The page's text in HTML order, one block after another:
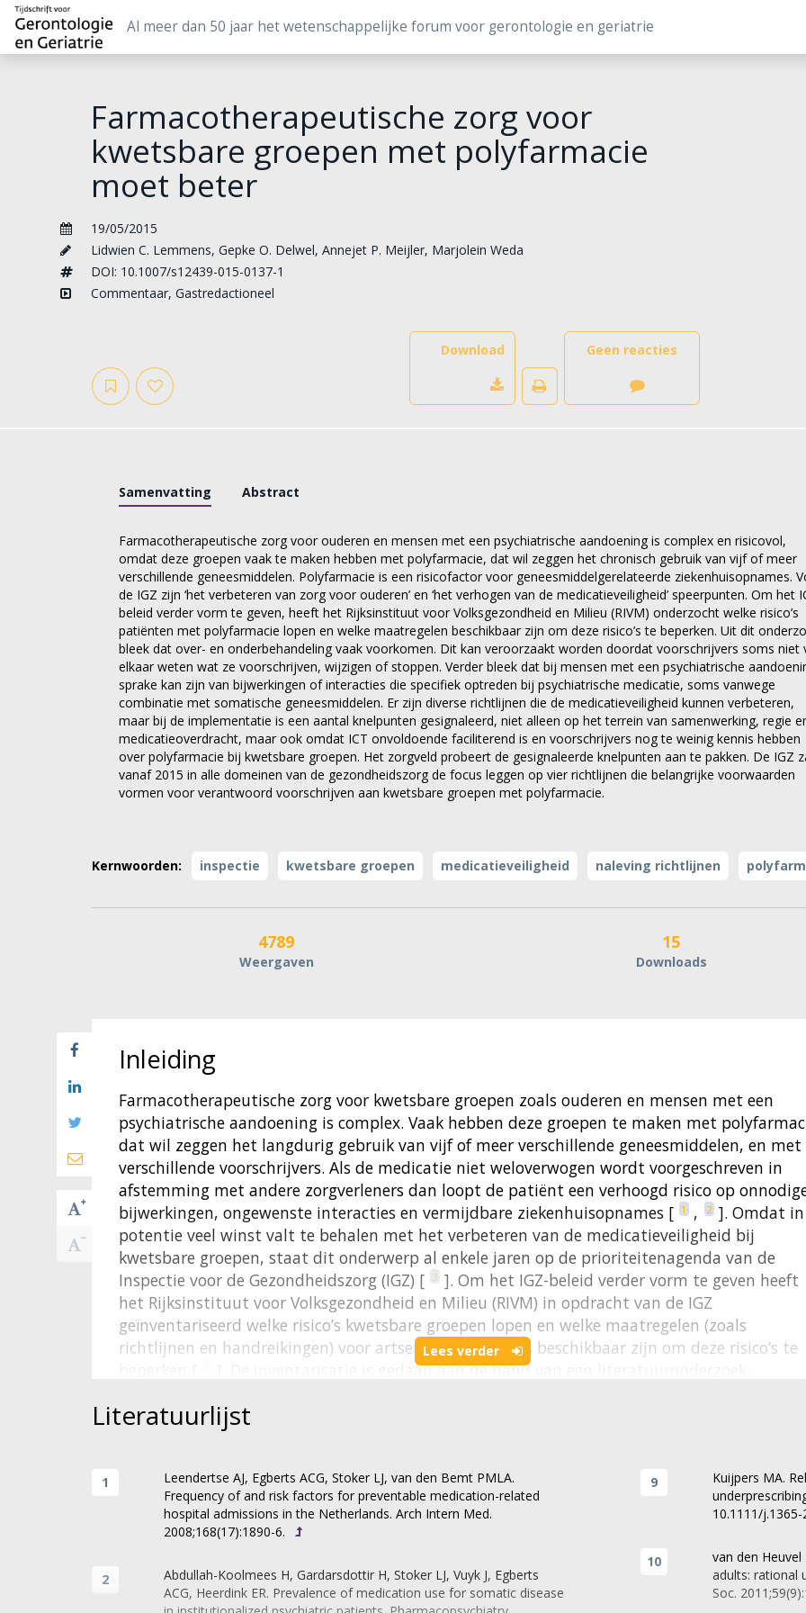
Al meer dan 50 jaar het wetenschappelijke forum voor gerontologie en geriatrie
Farmacotherapeutische zorg voor
kwetsbare groepen met polyfarmacie
moet beter
19/05/2015
Lidwien C. Lemmens, Gepke O. Delwel, Annejet P. Meijler, Marjolein Weda
DOI: 10.1007/s12439-015-0137-1
Commentaar, Gastredactioneel
Download Geen reacties
Samenvatting Abstract
Farmacotherapeutische zorg voor ouderen en mensen met een psychiatrische aandoening is complex en risicovol,
omdat deze groepen vaak te maken hebben met polyfarmacie, dat wil zeggen het chronisch gebruik van vijf of meer
verschillende geneesmiddelen. Polyfarmacie is een risicofactor voor geneesmiddelgerelateerde ziekenhuisopnames.
de IGZ zijn ‘het verbeteren van zorg voor ouderen’ en ‘het verhogen van de medicatieveiligheid’ speerpunten. Om het
beleid verder vorm te geven, heeft het Rijksinstituut voor Volksgezondheid en Milieu (RIVM) onderzocht welke risico’s
patiënten met polyfarmacie lopen en welke maatregelen beschikbaar zijn om deze risico’s te beperken. Uit dit
bleek dat over- en onderbehandeling vaak voorkomen. Dit kan veroorzaakt worden doordat voorschrijvers soms niet
elkaar weten wat ze voorschrijven, wijzigen of stoppen. Verder bleek dat bij mensen met een psychiatrische
sprake kan zijn van bijwerkingen of interacties die specifiek optreden bij psychiatrische medicatie, soms vanwege
combinatie met somatische geneesmiddelen. Er zijn diverse richtlijnen die de medicatieveiligheid kunnen verbeteren,
maar bij de implementatie is een aantal knelpunten gesignaleerd, niet alleen op het terrein van samenwerking, regie
medicatieoverdracht, maar ook omdat ICT onvoldoende faciliterend is en voorschrijvers nog te weinig kennis hebben
over polyfarmacie bij kwetsbare groepen. Het zorgveld probeert de gesignaleerde knelpunten aan te pakken. De IGZ
vanaf 2015 in alle domeinen van de gezondheidszorg de focus leggen op vier richtlijnen die belangrijke voorwaarden
vormen voor verantwoord voorschrijven aan kwetsbare groepen met polyfarmacie.
Kernwoorden: inspectie kwetsbare groepen medicatieveiligheid naleving richtlijnen
4789
Weergaven
15
Downloads
Lees verder
Inleiding
Farmacotherapeutische zorg voor kwetsbare groepen zoals ouderen en mensen met een
psychiatrische aandoening is complex. Vaak hebben deze groepen te maken met
dat wil zeggen het langdurig gebruik van vijf of meer verschillende geneesmiddelen, en met
verschillende voorschrijvers. Als de medicatie niet weloverwogen wordt voorgeschreven in
afstemming met andere zorgverleners dan loopt de patiënt een verhoogd risico op
bijwerkingen, ongewenste interacties en vermijdbare ziekenhuisopnames [ 1 , 2]. Omdat in
potentie veel winst valt te behalen met het verbeteren van de medicatieveiligheid bij
kwetsbare groepen, staat dit onderwerp al enkele jaren op de prioriteitenagenda van de
Inspectie voor de Gezondheidszorg (IGZ) [ 3 ]. Om het IGZ-beleid verder vorm te geven heeft
het Rijksinstituut voor Volksgezondheid en Milieu (RIVM) in opdracht van de IGZ
geïnventariseerd welke risico’s kwetsbare groepen lopen en welke maatregelen (zoals
richtlijnen en handreikingen) voor artsen en apothekers beschikbaar zijn om deze risico’s te
]. De inventarisatie is gedaan aan de hand van een literatuuronderzoek,
van de IGZ. De experts waren werkzaam binnen diverse disciplines en werkterreinen,
waaronder de eerstelijnszorg, ziekenhuizen, geestelijke gezondheidszorg en ouderenzorg.
Dit gastcommentaar reflecteert op de resultaten van het RIVM-onderzoek en de activiteiten
die het zorgveld onderneemt om de gevonden risico’s te beperken, en beschrijft het
voorgenomen toezichtbeleid van de IGZ om de farmacotherapeutische zorg voor kwetsbare
groepen met polyfarmacie verder te verbeteren.
Kwetsbare groepen: ouderen en mensen met een
Literatuurlijst
Leendertse AJ, Egberts ACG, Stoker LJ, van den Bemt PMLA.
Frequency of and risk factors for preventable medication-related
hospital admissions in the Netherlands. Arch Intern Med.
2008;168(17):1890-6.
Abdullah-Koolmees H, Gardarsdottir H, Stoker LJ, Vuyk J, Egberts
ACG, Heerdink ER. Prevalence of medication use for somatic disease
Kuijpers MA.
10.1111/
van den
adults: rational
Soc.